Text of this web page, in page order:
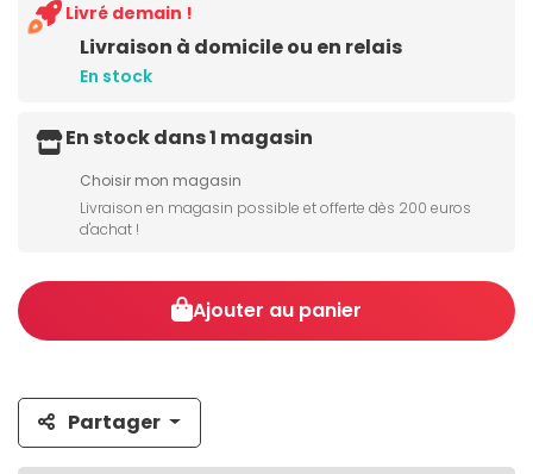
Livraison à domicile ou en relais
En stock
Livré demain !
En stock dans 1 magasin
Choisir mon magasin
Livraison en magasin possible et offerte dès 200 euros
d'achat !
Ajouter au panier
Partager